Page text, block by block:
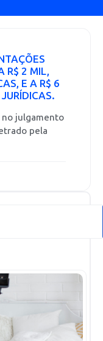
R$ 2 MIL,
E A R$ 6
julgamento
pela